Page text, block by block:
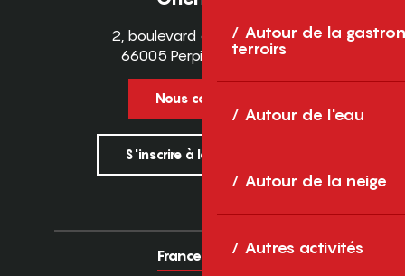
Autour de la
terroirs
Autour de l'eau
Autour de la neige
Autres activités
2, boulevard des Pyrénées
66005 Perpignan Cedex
Nous contacter
S'inscrire à la newsletter
France Europe